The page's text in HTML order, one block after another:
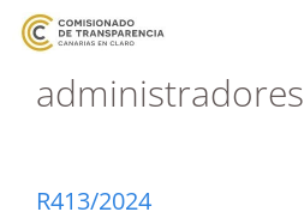
administradores
R413/2024